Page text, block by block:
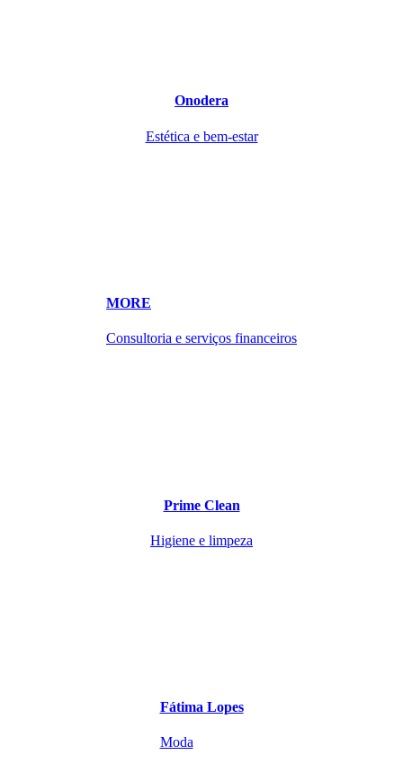
Onodera
Estética e bem-estar
MORE
Consultoria e serviços financeiros
Prime Clean
Higiene e limpeza
Fátima Lopes
Moda